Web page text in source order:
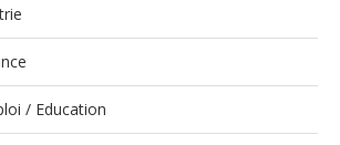
/ Education